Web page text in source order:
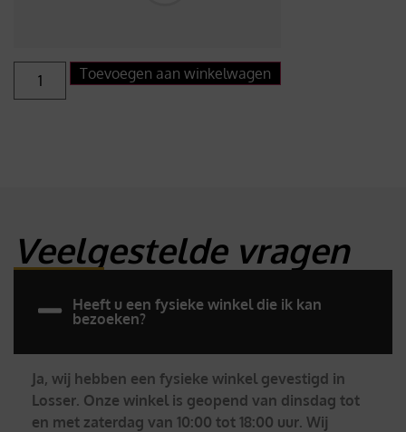
Toevoegen aan winkelwagen
Veelgestelde vragen
Heeft u een fysieke winkel die ik kan
bezoeken?
Ja, wij hebben een fysieke winkel gevestigd in
Losser. Onze winkel is geopend van dinsdag tot
en met zaterdag van 10:00 tot 18:00 uur. Wij